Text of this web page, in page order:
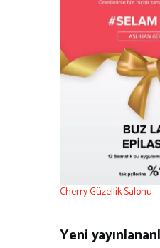
Cherry Güzellik Salonu
Yeni